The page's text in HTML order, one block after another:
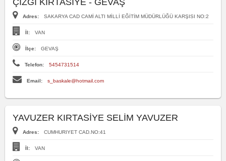
ÇİZGİ KIRTASİYE - GEVAŞ
Adres: SAKARYA CAD CAMİ ALTI MİLLİ EĞİTİM MÜDÜRLÜĞÜ KARŞISI NO:2
İl: VAN
İlçe: GEVAŞ
Telefon: 5454731514
Email: s_baskale@hotmail.com
YAVUZER KIRTASİYE SELİM YAVUZER
Adres: CUMHURIYET CAD.NO:41
İl: VAN